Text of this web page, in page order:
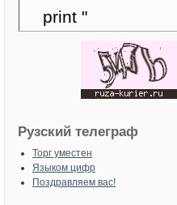
Рузский телеграф
Торг уместен
Языком цифр
Поздравляем вас!